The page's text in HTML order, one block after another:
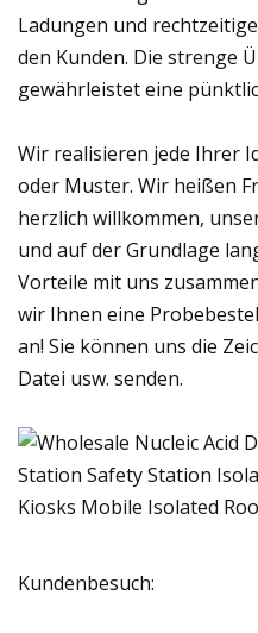
Ladungen und
den Kunden. Die strenge
gewährleistet eine
Wir realisieren jede Ihrer
oder Muster. Wir heißen
herzlich willkommen,
und auf der Grundlage
Vorteile mit uns
wir Ihnen eine
an! Sie können uns die
Datei usw. senden.
Kundenbesuch: